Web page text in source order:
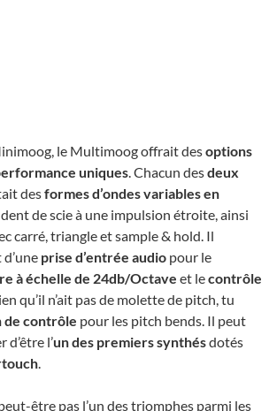
le Multimoog offrait desoptions
uniques. Chacun desdeux
desformes d’ondes variables en
de scie à une impulsion étroite, ainsi
carré, triangle et sample & hold. Il
prise d’entrée audio pour le
à échelle de 24db/Octave et lecontrôle
qu’il n’ait pas de molette de pitch, tu
de contrôle pour les pitch bends. Il peut
l’un des premiers synthésdotés
.
être pas l’un des triomphes parmi les